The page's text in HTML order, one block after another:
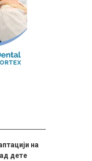
на
дете